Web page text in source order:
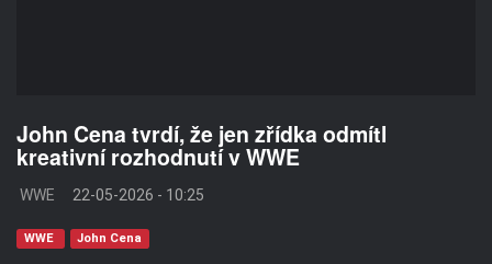
John Cena tvrdí, že jen zřídka odmítl
kreativní rozhodnutí v WWE
WWE 22-05-2026 - 10:25
WWE John Cena